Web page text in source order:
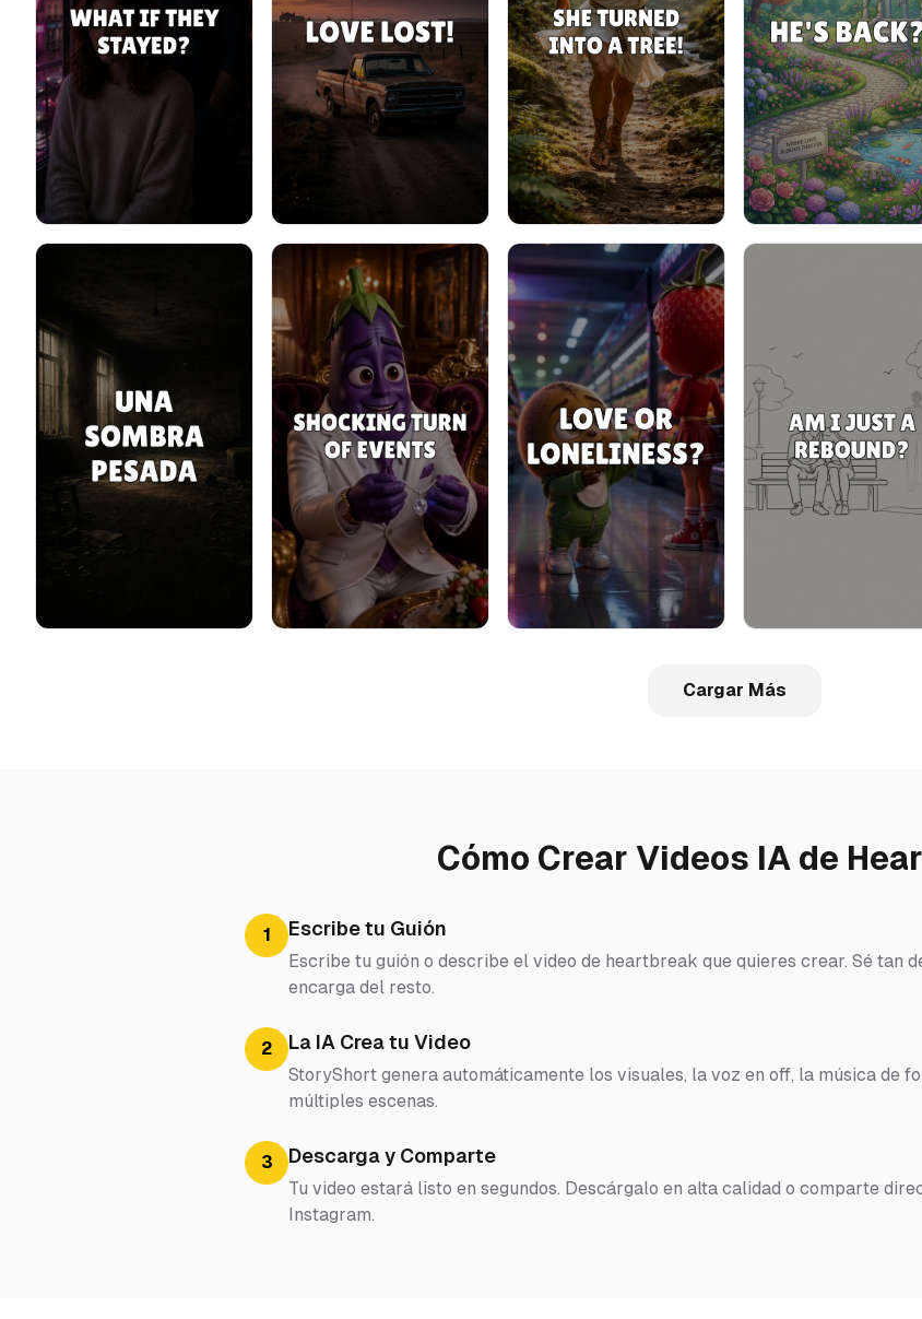
Cargar Más
Cómo Crear Videos IA de
1 Escribe tu Guión
Escribe tu guión o describe el video de heartbreak que quieres crear. Sé tan
encarga del resto.
2 La IA Crea tu Video
StoryShort genera automáticamente los visuales, la voz en off, la música de
múltiples escenas.
3 Descarga y Comparte
Tu video estará listo en segundos. Descárgalo en alta calidad o comparte
Instagram.